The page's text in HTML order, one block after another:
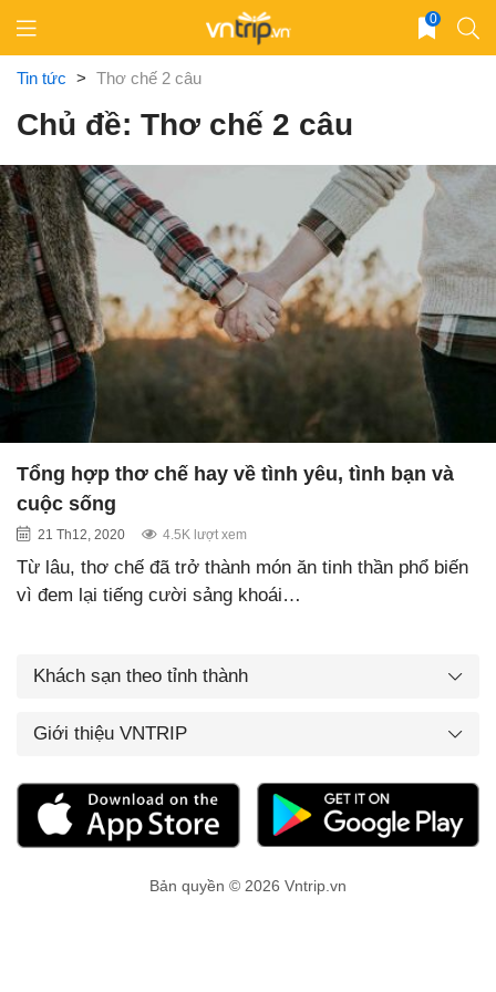
content
0
Tin tức > Thơ chế 2 câu
Chủ đề: Thơ chế 2 câu
Tổng hợp thơ chế hay về tình yêu, tình bạn và
cuộc sống
21 Th12, 2020 4.5K lượt xem
Từ lâu, thơ chế đã trở thành món ăn tinh thần phổ biến
vì đem lại tiếng cười sảng khoái…
Khách sạn theo tỉnh thành
Giới thiệu VNTRIP
Bản quyền © 2026 Vntrip.vn